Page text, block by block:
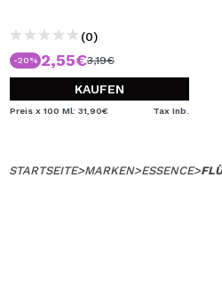
(0)
-20% 2,55€3,19€
KAUFEN
Preis x 100 Ml: 31,90€ Tax Inb.
STARTSEITE>MARKEN>ESSENCE>